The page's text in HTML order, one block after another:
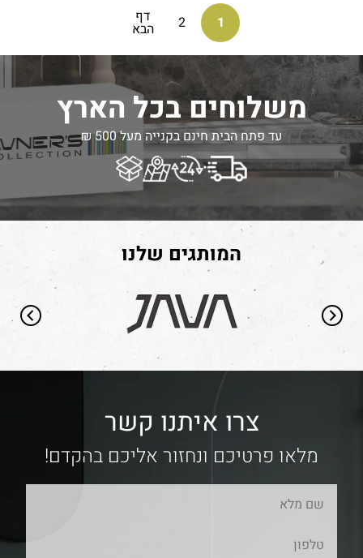
1
2 דף
הבא
משלוחים בכל הארץ
עד פתח הבית חינם בקנייה מעל 500 ₪
המותגים שלנו
צרו איתנו קשר
מלאו פרטיכם ונחזור אליכם בהקדם!